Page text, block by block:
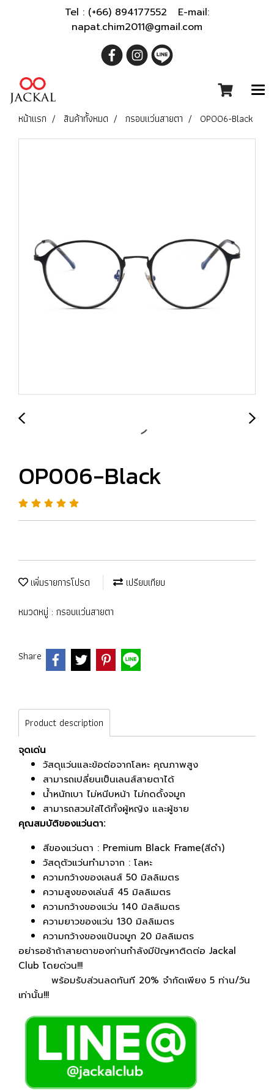
Tel : (+66) 894177552 E-mail:
napat.chim2011@gmail.com
หน้าแรก สินค้าทั้งหมด กรอบแว่นสายตา OP006-Black
OP006-Black
เพิ่มรายการโปรด
เปรียบเทียบ
หมวดหมู่ : กรอบแว่นสายตา
Share
Product description
จุดเด่น
วัสดุแว่นและข้อต่อจากโลหะ คุณภาพสูง
สามารถเปลี่ยนเป็นเลนส์สายตาได้
น้ำหนักเบา ไม่หนีบหน้า ไม่กดดั้งจมูก
สามารถสวมใส่ได้ทั้งผู้หญิง และผู้ชาย
คุณสมบัติของแว่นตา:
สีของแว่นตา : Premium Black Frame(สีดำ)
วัสดุตัวแว่นทำมาจาก : โลหะ
ความกว้างของเลนส์ 50 มิลลิเมตร
ความสูงของเล่นส์ 45 มิลลิเมตร
ความกว้างของแว่น 140 มิลลิเมตร
ความยาวของแว่น 130 มิลลิเมตร
ความกว้างของแป้นจมูก 20 มิลลิเมตร
อย่ารอช้าถ้าสายตาของท่านกำลังมีปัญหาติดต่อ Jackal
Club โดยด่วน!!!
พร้อมรับส่วนลดทันที 20% จำกัดเพียง 5 ท่าน/วัน
เท่านั้น!!!